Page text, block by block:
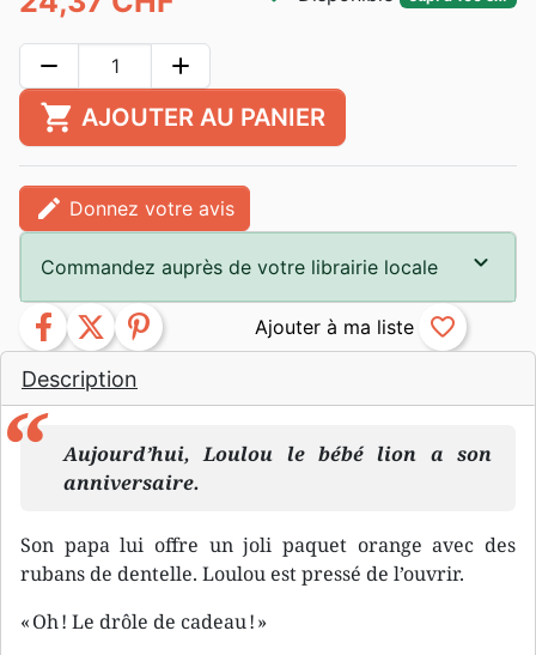
Description
Aujourd’hui, Loulou le bébé lion a son
anniversaire.
Son papa lui offre un joli paquet orange avec des
rubans de dentelle. Loulou est pressé de l’ouvrir.
« Oh ! Le drôle de cadeau ! »
remove add
shopping_cart AJOUTER AU PANIER
edit Donnez votre avis
Commandez auprès de votre librairie locale
facebook twitter pinterest favorite_border